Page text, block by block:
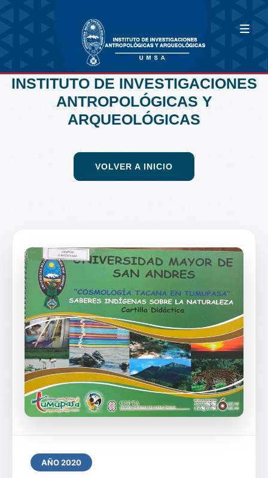
INSTITUTO DE INVESTIGACIONES
ANTROPOLÓGICAS Y
ARQUEOLÓGICAS
VOLVER A INICIO
AÑO 2020